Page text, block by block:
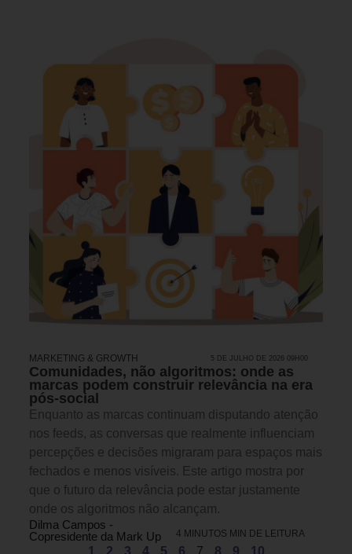
MARKETING & GROWTH 5 DE JULHO DE 2026 09H00
Comunidades, não algoritmos: onde as
marcas podem construir relevância na era
pós-social
Enquanto as marcas continuam disputando atenção
nos feeds, as conversas que realmente influenciam
percepções e decisões migraram para espaços mais
fechados e menos visíveis. Este artigo mostra por
que o futuro da relevância pode estar justamente
onde os algoritmos não alcançam.
Dilma Campos -
Copresidente da Mark Up
4 MINUTOS MIN DE LEITURA
1 2 3 4 5 6 7 8 9 10